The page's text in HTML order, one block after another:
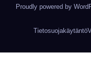
Proudly powered by
Tietosuojakäytäntö